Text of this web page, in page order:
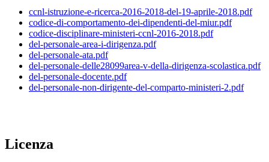
ccnl-istruzione-e-ricerca-2016-2018-del-19-aprile-2018.pdf
codice-di-comportamento-dei-dipendenti-del-miur.pdf
codice-disciplinare-ministeri-ccnl-2016-2018.pdf
del-personale-area-i-dirigenza.pdf
del-personale-ata.pdf
del-personale-delle28099area-v-della-dirigenza-scolastica.pdf
del-personale-docente.pdf
del-personale-non-dirigente-del-comparto-ministeri-2.pdf
Licenza